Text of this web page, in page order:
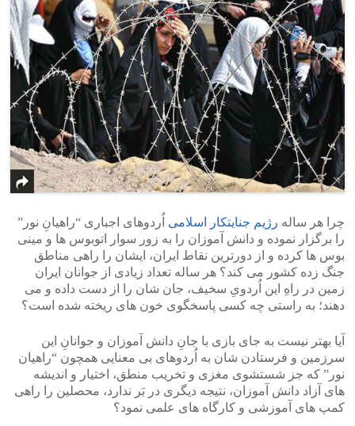
چرا هر ساله رژیم جنایتکار اسلامی اُردوهای اجباری “راهیانِ نور”
را برگزار نموده و دانش آموزان را به زور سوار اتوبوس ها و مینی
بوس ها کرده و از دورترین نقاط ایران، ایشان را راهی مناطق
جنگ زده کشور می کند؟ هر ساله تعداد زیادی از جوانان ایران
زمین در راهِ این اُردویِ سخیف، جان شان را از دست داده و می
دهند؛ به راستی چه کسی پاسخگوی خون های ریخته شده است؟
آیا بهتر نیست به جای بازی با جانِ دانش آموزان و جوانانِ این
سرزمین و فرستادن شان به اُردوهای بی معنایی همچون “راهیان
نور” که جز شستشوی مغزی و تخریب منطق، اختیار و اندیشه
های آزاد دانش آموزان، نتیجه دیگری در بَر ندارد، محصلین را راهی
کمپ های آموزشی و کارگاه های علمی نمود؟